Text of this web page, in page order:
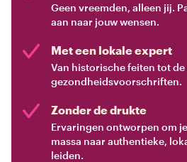
Geen vreemden, alleen jij.
aan naar jouw wensen.
Met een lokale expert
Van historische feiten tot de
gezondheidsvoorschriften.
Zonder de drukte
Ervaringen ontworpen om
massa naar authentieke,
leiden.